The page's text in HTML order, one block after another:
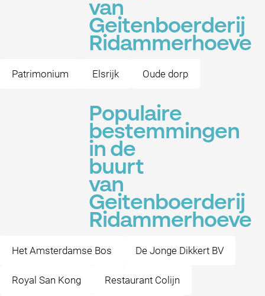
van
Geitenboerderij
Ridammerhoeve
Patrimonium Elsrijk Oude dorp
Populaire
bestemmingen
in de
buurt
van
Geitenboerderij
Ridammerhoeve
Het Amsterdamse Bos De Jonge Dikkert BV
Royal San Kong Restaurant Colijn